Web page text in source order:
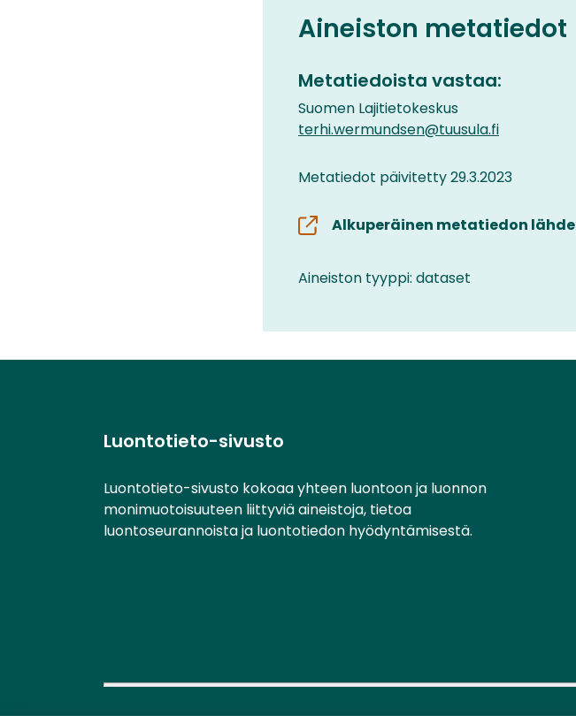
Aineiston metatiedot
Metatiedoista vastaa:
Suomen Lajitietokeskus
terhi.wermundsen@tuusula.fi
Metatiedot päivitetty 29.3.2023
Alkuperäinen metatiedon lähde
Aineiston tyyppi: dataset
Luontotieto-sivusto
Luontotieto-sivusto kokoaa yhteen luontoon ja luonnon
monimuotoisuuteen liittyviä aineistoja, tietoa
luontoseurannoista ja luontotiedon hyödyntämisestä.